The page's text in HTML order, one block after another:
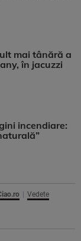
mai tânără a
în jacuzzi
incendiare:
Vedete